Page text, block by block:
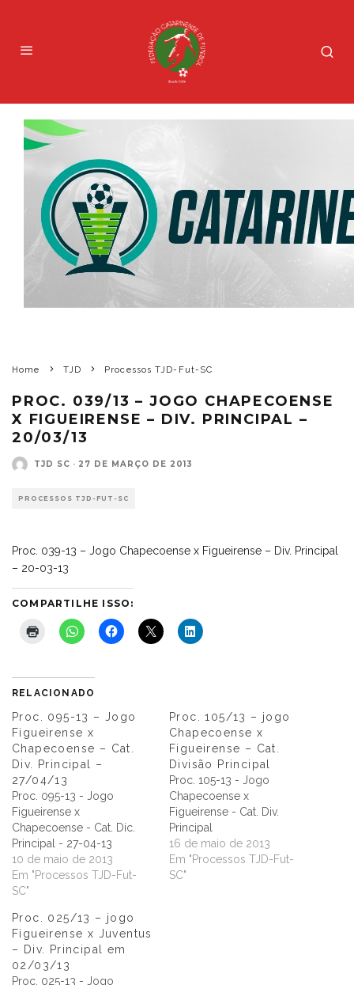
Home TJD Processos TJD-Fut-SC
PROC. 039/13 – JOGO CHAPECOENSE
X FIGUEIRENSE – DIV. PRINCIPAL –
20/03/13
TJD SC · 27 DE MARÇO DE 2013
PROCESSOS TJD-FUT-SC
Proc. 039-13 – Jogo Chapecoense x Figueirense – Div. Principal
– 20-03-13
COMPARTILHE ISSO:
RELACIONADO
Proc. 095-13 – Jogo
Figueirense x
Chapecoense – Cat.
Div. Principal –
27/04/13
Proc. 095-13 - Jogo
Figueirense x
Chapecoense - Cat. Dic.
Principal - 27-04-13
10 de maio de 2013
Em "Processos TJD-Fut-
SC"
Proc. 105/13 – jogo
Chapecoense x
Figueirense – Cat.
Divisão Principal
Proc. 105-13 - Jogo
Chapecoense x
Figueirense - Cat. Div.
Principal
16 de maio de 2013
Em "Processos TJD-Fut-
SC"
Proc. 025/13 – jogo
Figueirense x Juventus
– Div. Principal em
02/03/13
Proc. 025-13 - Jogo